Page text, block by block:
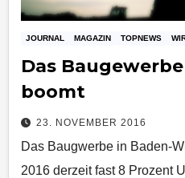
JOURNAL MAGAZIN TOPNEWS
Das
boomt
23. NOVEMBER 2016
Das Baugwerbe in Baden-
2016 derzeit fast 8 Prozent